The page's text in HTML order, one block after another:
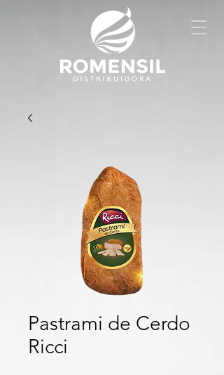
Pastrami de Cerdo
Ricci